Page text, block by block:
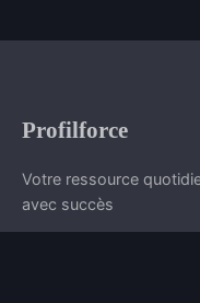
Profilforce
Votre ressource
avec succès